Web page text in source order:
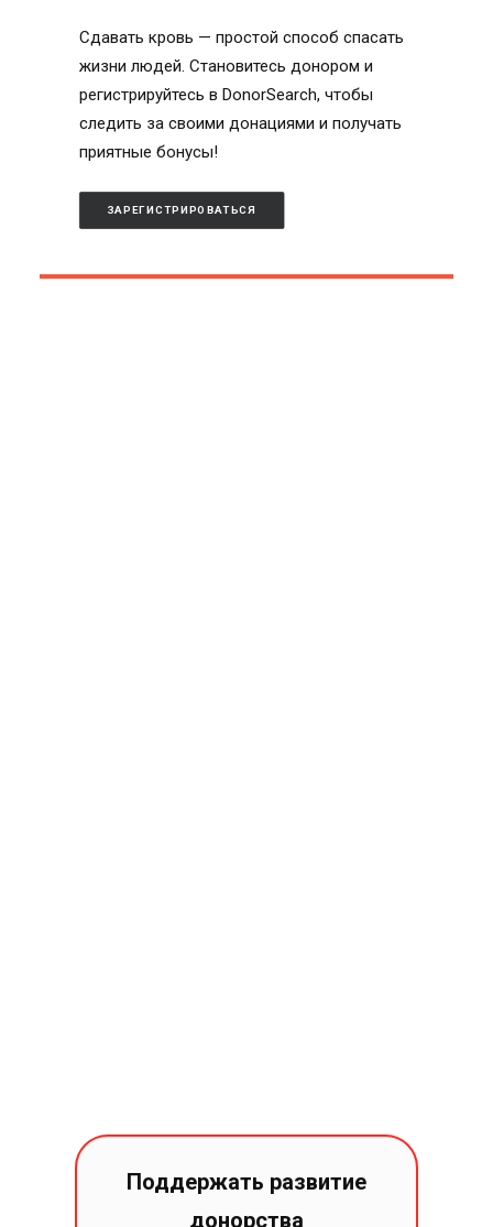
Сдавать кровь — простой способ спасать
жизни людей. Становитесь донором и
регистрируйтесь в DonorSearch, чтобы
следить за своими донациями и получать
приятные бонусы!
ЗАРЕГИСТРИРОВАТЬСЯ
Поддержать развитие
донорства